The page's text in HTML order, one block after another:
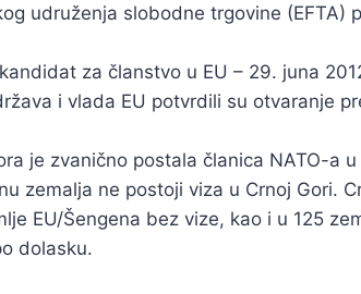
udruženja slobodne trgovine (EFTA)
za članstvo u EU – 29. juna
i vlada EU potvrdili su otvaranje
je zvanično postala članica NATO-a
zemalja ne postoji viza u Crnoj Gori.
EU/Šengena bez vize, kao i u 125
dolasku.